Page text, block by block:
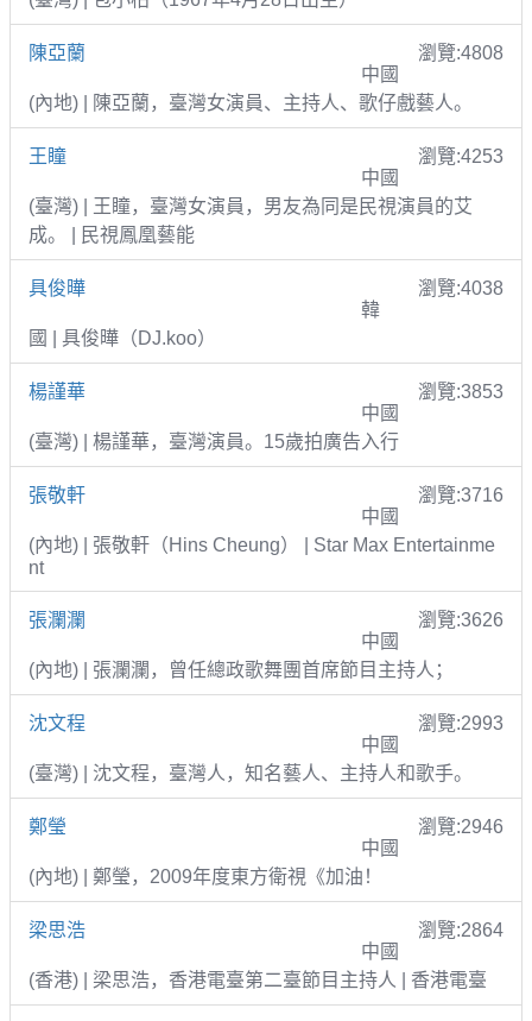
陳亞蘭
瀏覽:4808
中國
(內地) | 陳亞蘭，臺灣女演員、主持人、歌仔戲藝人。
王瞳
瀏覽:4253
中國
(臺灣) | 王瞳，臺灣女演員，男友為同是民視演員的艾
成。 | 民視鳳凰藝能
具俊曄
瀏覽:4038
韓
國 | 具俊曄（DJ.koo）
楊謹華
瀏覽:3853
中國
(臺灣) | 楊謹華，臺灣演員。15歲拍廣告入行
張敬軒
瀏覽:3716
中國
(內地) | 張敬軒（Hins Cheung） | Star Max Entertainme
nt
張瀾瀾
瀏覽:3626
中國
(內地) | 張瀾瀾，曾任總政歌舞團首席節目主持人；
沈文程
瀏覽:2993
中國
(臺灣) | 沈文程，臺灣人，知名藝人、主持人和歌手。
鄭瑩
瀏覽:2946
中國
(內地) | 鄭瑩，2009年度東方衛視《加油！
梁思浩
瀏覽:2864
中國
(香港) | 梁思浩，香港電臺第二臺節目主持人 | 香港電臺